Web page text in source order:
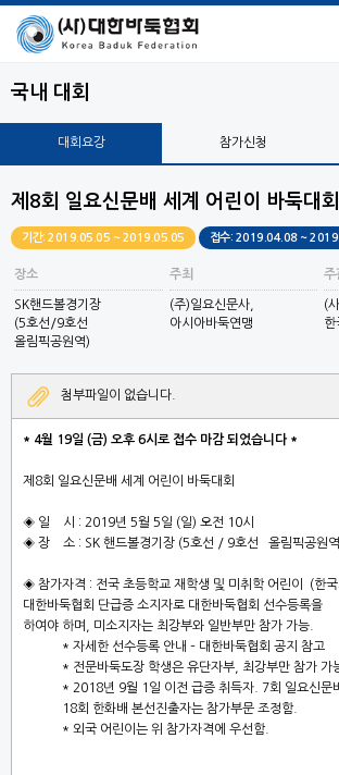
국내 대회
대회요강 참가신청
제8회 일요신문배 세계 어린이 바둑대
기간: 2019.05.05 ~ 2019.05.05 접수: 2019.04.08 ~
장소
SK핸드볼경기장
(5호선/9호선
올림픽공원역)
주최
(주)일요신문사,
아시아바둑연맹
주
(
한
첨부파일이 없습니다.
* 4월 19일 (금) 오후 6시로 접수 마감 되었습니다 *
제 8회 일요신문배 세계 어린이 바둑대회
◈ 일 시 : 2019년 5월 5일 (일) 오전 10시
◈ 장 소 : SK 핸드볼경기장 (5호선 / 9호선 올림픽공원
◈ 참가자격 : 전국 초등학교 재학생 및 미취학 어린이 (한
대한바둑협회 단급증 소지자로 대한바둑협회 선수등록을
하여야 하며
미소지자는 최강부와 일반부만 참가 가능
* 자세한 선수등록 안내 – 대한바둑협회 공지 참고
* 전문바둑도장 학생은 유단자부 최강부만 참가 가
* 2018년 9월 1 일 이전 급증 취득자 . 7회 일요신문
18회 한화배 본선진출자는 참가부문 조정함
* 외국 어린이는 위 참가자격에 우선함.